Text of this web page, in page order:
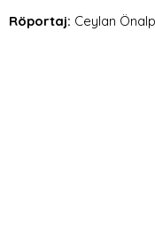
Röportaj: Ceylan Önalp